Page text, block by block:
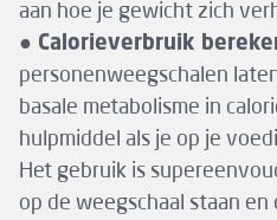
aan hoe je gewicht zich
● Calorieverbruik
personenweegschalen
basale metabolisme in
hulpmiddel als je op je
Het gebruik is
op de weegschaal staan